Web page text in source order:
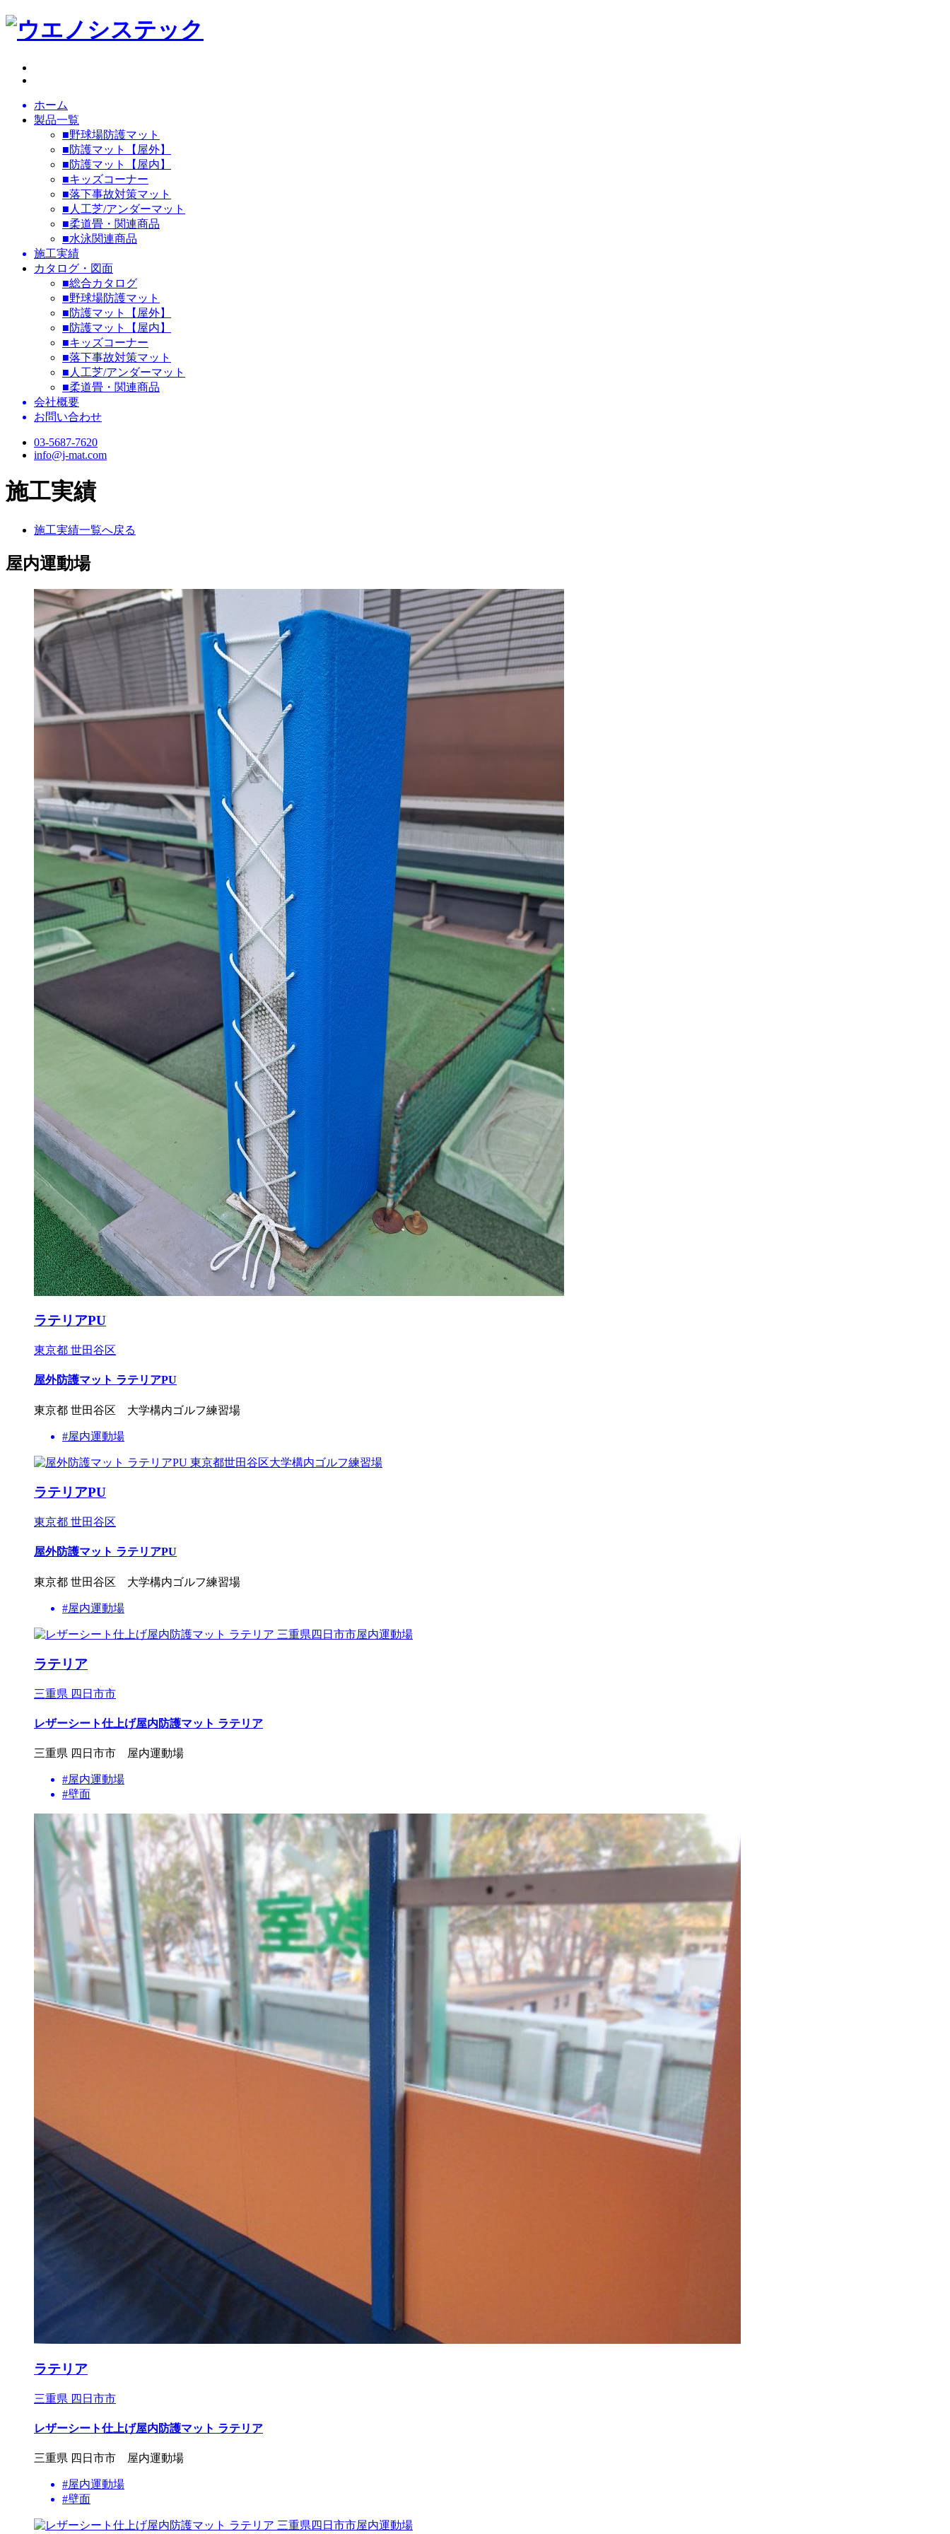
ホーム
製品一覧
■野球場防護マット
■防護マット【屋外】
■防護マット【屋内】
■キッズコーナー
■落下事故対策マット
■人工芝/アンダーマット
■柔道畳・関連商品
■水泳関連商品
施工実績
カタログ・図面
■総合カタログ
■野球場防護マット
■防護マット【屋外】
■防護マット【屋内】
■キッズコーナー
■落下事故対策マット
■人工芝/アンダーマット
■柔道畳・関連商品
会社概要
お問い合わせ
03-5687-7620
info@j-mat.com
施工実績
施工実績一覧へ戻る
屋内運動場
ラテリアPU
東京都 世田谷区
屋外防護マット ラテリアPU
東京都 世田谷区 大学構内ゴルフ練習場
#屋内運動場
ラテリアPU
東京都 世田谷区
屋外防護マット ラテリアPU
東京都 世田谷区 大学構内ゴルフ練習場
#屋内運動場
ラテリア
三重県 四日市市
レザーシート仕上げ屋内防護マット ラテリア
三重県 四日市市 屋内運動場
#屋内運動場
#壁面
ラテリア
三重県 四日市市
レザーシート仕上げ屋内防護マット ラテリア
三重県 四日市市 屋内運動場
#屋内運動場
#壁面